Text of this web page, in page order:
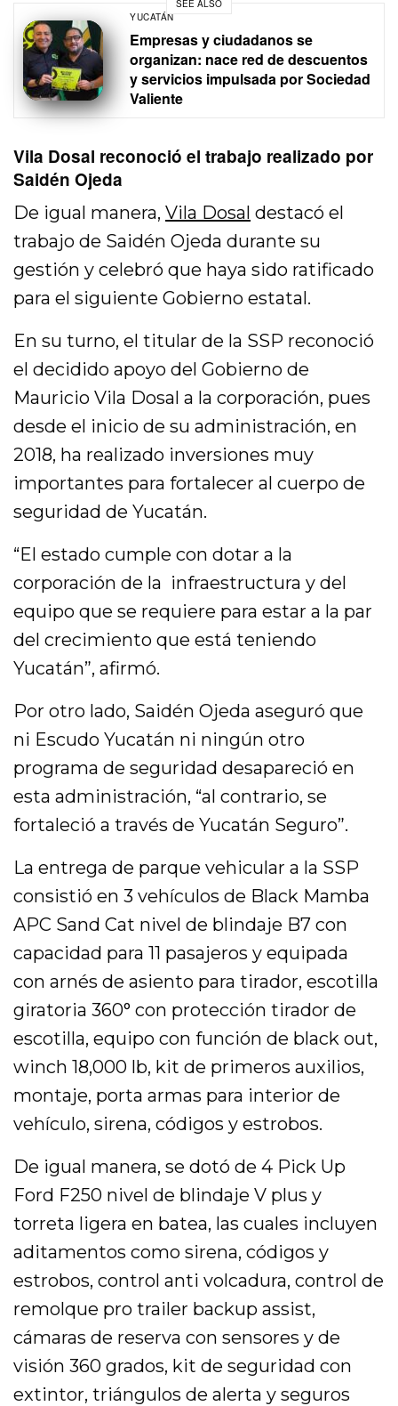
SEE ALSO
YUCATÁN
Empresas y ciudadanos se
organizan: nace red de descuentos
y servicios impulsada por Sociedad
Valiente
Vila Dosal reconoció el trabajo realizado por
Saidén Ojeda
De igual manera,Vila Dosal destacó el
trabajo de Saidén Ojeda durante su
gestión y celebró que haya sido ratificado
para el siguiente Gobierno estatal.
En su turno, el titular de la SSP reconoció
el decidido apoyo del Gobierno de
Mauricio Vila Dosal a la corporación, pues
desde el inicio de su administración, en
2018, ha realizado inversiones muy
importantes para fortalecer al cuerpo de
seguridad de Yucatán.
“El estado cumple con dotar a la
corporación de la infraestructura y del
equipo que se requiere para estar a la par
del crecimiento que está teniendo
Yucatán”, afirmó.
Por otro lado, Saidén Ojeda aseguró que
ni Escudo Yucatán ni ningún otro
programa de seguridad desapareció en
esta administración, “al contrario, se
fortaleció a través de Yucatán Seguro”.
La entrega de parque vehicular a la SSP
consistió en 3 vehículos de Black Mamba
APC Sand Cat nivel de blindaje B7 con
capacidad para 11 pasajeros y equipada
con arnés de asiento para tirador, escotilla
giratoria 360° con protección tirador de
escotilla, equipo con función de black out,
winch 18,000 lb, kit de primeros auxilios,
montaje, porta armas para interior de
vehículo, sirena, códigos y estrobos.
De igual manera, se dotó de 4 Pick Up
Ford F250 nivel de blindaje V plus y
torreta ligera en batea, las cuales incluyen
aditamentos como sirena, códigos y
estrobos, control anti volcadura, control de
remolque pro trailer backup assist,
cámaras de reserva con sensores y de
visión 360 grados, kit de seguridad con
extintor, triángulos de alerta y seguros